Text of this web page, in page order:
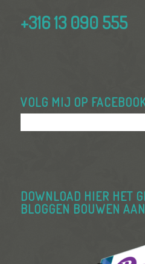
+316 13 090 555
VOLG MIJ OP
DOWNLOAD HIER HET
BLOGGEN BOUWEN